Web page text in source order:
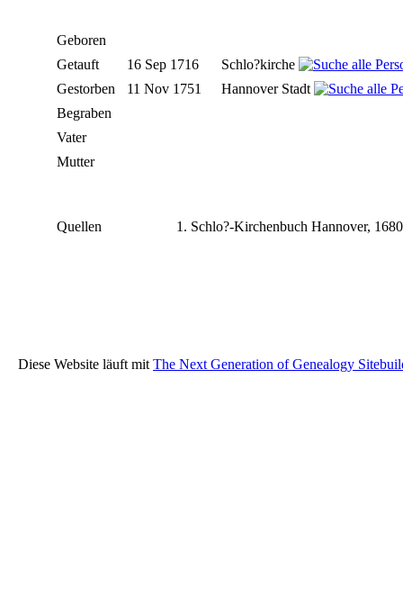
Geboren
Getauft
16 Sep 1716
Schlo?kirche
Gestorben
11 Nov 1751
Hannover Stadt
Begraben
Vater
Mutter
Quellen Schlo?-Kirchenbuch Hannover,
Diese Website läuft mit The Next Generation of Genealogy